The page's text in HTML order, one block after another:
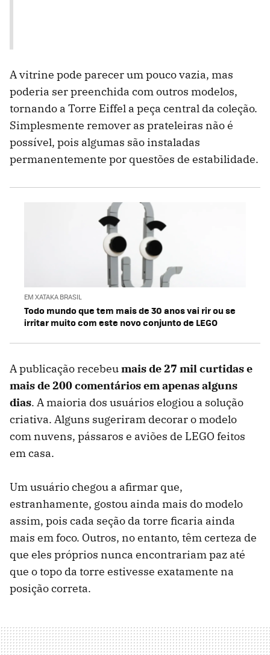
A vitrine pode parecer um pouco vazia, mas
poderia ser preenchida com outros modelos,
tornando a Torre Eiffel a peça central da coleção.
Simplesmente remover as prateleiras não é
possível, pois algumas são instaladas
permanentemente por questões de estabilidade.
EM XATAKA BRASIL
Todo mundo que tem mais de 30 anos vai rir ou se
irritar muito com este novo conjunto de LEGO
A publicação recebeumais de 27 mil curtidas e
mais de 200 comentários em apenas alguns
dias. A maioria dos usuários elogiou a solução
criativa. Alguns sugeriram decorar o modelo
com nuvens, pássaros e aviões de LEGO feitos
em casa.
Um usuário chegou a afirmar que,
estranhamente, gostou ainda mais do modelo
assim, pois cada seção da torre ficaria ainda
mais em foco. Outros, no entanto, têm certeza de
que eles próprios nunca encontrariam paz até
que o topo da torre estivesse exatamente na
posição correta.